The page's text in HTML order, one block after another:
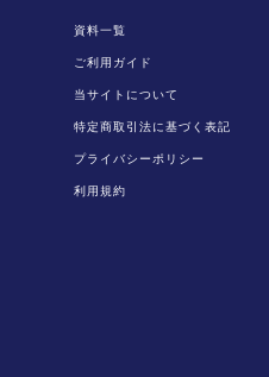
資料一覧
ご利用ガイド
当サイトについて
特定商取引法に基づく表記
プライバシーポリシー
利用規約